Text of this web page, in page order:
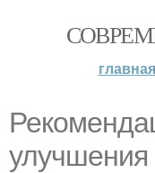
главная
улучшения